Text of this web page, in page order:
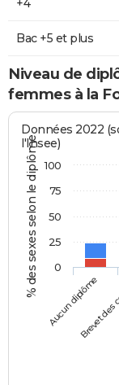
+4
Bac +5 et plus
Niveau de
femmes à la
% des sexes selon le diplôme
Données 2022
l'Insee)
Aucun diplôme
Brevet
0
25
50
75
100